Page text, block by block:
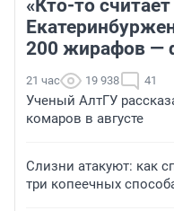
«Кто-то
200 жирафов —
21 час 19 938 41
Ученый АлтГУ
комаров в августе
Слизни атакуют: как
три копеечных